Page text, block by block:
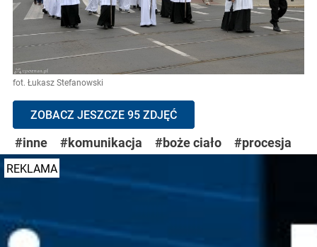
fot. Łukasz Stefanowski
ZOBACZ JESZCZE 95 ZDJĘĆ
#inne #komunikacja #boże ciało #procesja
REKLAMA